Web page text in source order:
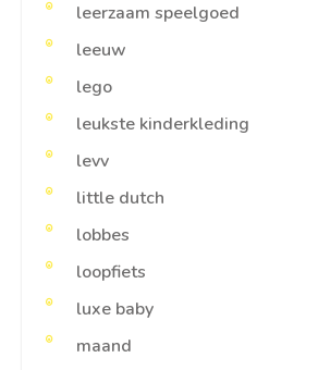
leerzaam speelgoed
leeuw
lego
leukste kinderkleding
levv
little dutch
lobbes
loopfiets
luxe baby
maand